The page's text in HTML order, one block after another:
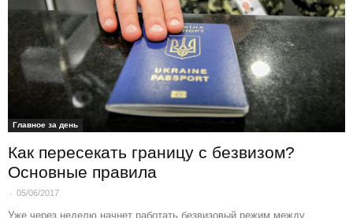
Главное за день
Как пересекать границу с безвизом?
Основные правила
- 05/06/2017
Уже через неделю начнет работать безвизовый режим между